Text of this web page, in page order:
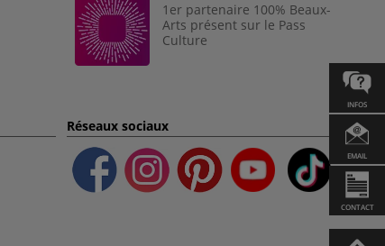
INFOS
EMAIL
CONTACT
1er partenaire 100% Beaux-
Arts présent sur le Pass
Culture
Réseaux sociaux